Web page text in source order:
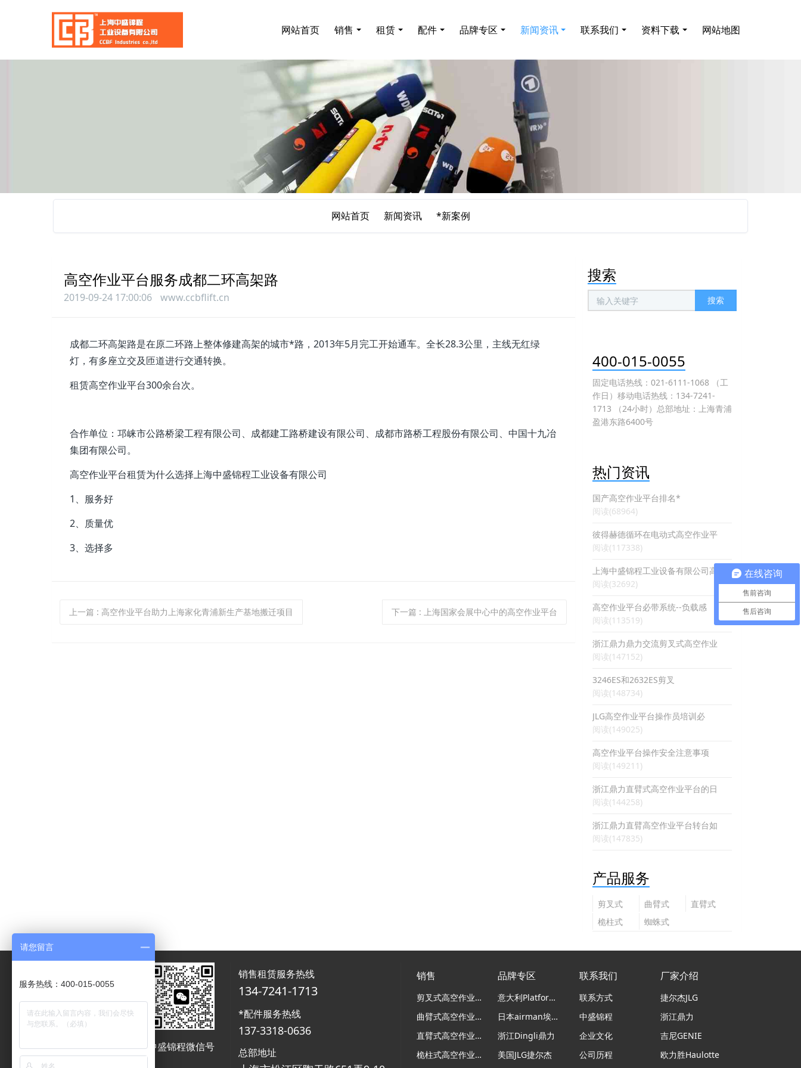
网站首页 销售 租赁 配件 品牌专区 新闻资讯 联系我们 资料下载 网站地图
网站首页 新闻资讯 *新案例
高空作业平台服务成都二环高架路
2019-09-24 17:00:06 www.ccbflift.cn
成都二环高架路是在原二环路上整体修建高架的城市*路，2013年5月完工开始通车。全长28.3公里，主线无红绿
灯，有多座立交及匝道进行交通转换。
租赁高空作业平台300余台次。
合作单位：邛崃市公路桥梁工程有限公司、成都建工路桥建设有限公司、成都市路桥工程股份有限公司、中国十九冶
集团有限公司。
高空作业平台租赁为什么选择上海中盛锦程工业设备有限公司
1、服务好
2、质量优
3、选择多
上一篇 : 高空作业平台助力上海家化青浦新生产基地搬迁项目 下一篇 : 上海国家会展中心中的高空作业平台
搜索
搜索
400-015-0055
固定电话热线：021-6111-1068 （工
作日）移动电话热线：134-7241-
1713 （24小时）总部地址：上海青浦
盈港东路6400号
热门资讯
国产高空作业平台排名*
阅读(68964)
彼得赫德循环在电动式高空作业平
阅读(117338)
上海中盛锦程工业设备有限公司高
阅读(32692)
高空作业平台必带系统--负载感
阅读(113519)
浙江鼎力鼎力交流剪叉式高空作业
阅读(147152)
3246ES和2632ES剪叉
阅读(148734)
JLG高空作业平台操作员培训必
阅读(149025)
高空作业平台操作安全注意事项
阅读(149211)
浙江鼎力直臂式高空作业平台的日
阅读(144258)
浙江鼎力直臂高空作业平台转台如
阅读(147835)
产品服务
剪叉式
高空作
业平台
曲臂式
高空作
业平台
直臂式
桅柱式
业平台
蜘蛛式
业平台
中盛锦程微信号 中盛锦程微信号
销售租赁服务热线
134-7241-1713
*配件服务热线
137-3318-0636
总部地址
销售
剪叉式高空作业平台
曲臂式高空作业平台
直臂式高空作业平台
桅柱式高空作业平台
品牌专区
意大利Platform Basket蜘蛛车
日本airman埃尔曼
浙江Dingli鼎力
美国JLG捷尔杰
联系我们
联系方式
中盛锦程
企业文化
公司历程
厂家介绍
捷尔杰JLG
浙江鼎力
吉尼GENIE
欧力胜Haulotte
在线咨询
售前咨询
售后咨询
请您留言
服务热线：400-015-0055